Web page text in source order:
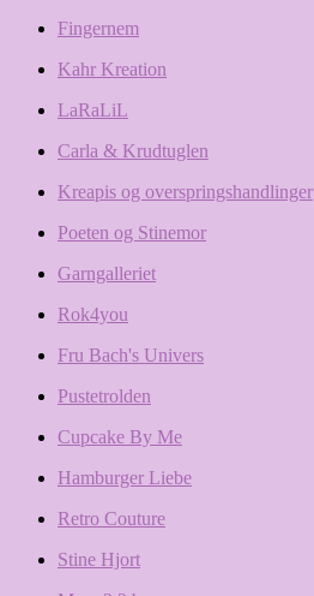
Fingernem
Kahr Kreation
LaRaLiL
Carla & Krudtuglen
Kreapis og overspringshandlinger
Poeten og Stinemor
Garngalleriet
Rok4you
Fru Bach's Univers
Pustetrolden
Cupcake By Me
Hamburger Liebe
Retro Couture
Stine Hjort